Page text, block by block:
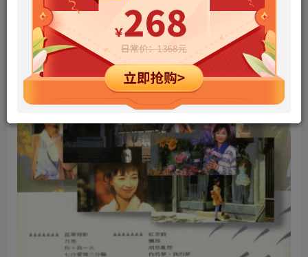
您当前未登录！建议登陆后购买，可保存购买订单